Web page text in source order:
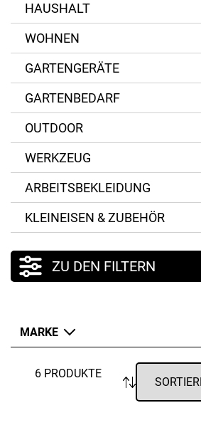
HAUSHALT
WOHNEN
GARTENGERÄTE
GARTENBEDARF
OUTDOOR
WERKZEUG
ARBEITSBEKLEIDUNG
KLEINEISEN & ZUBEHÖR
ZU DEN FILTERN
MARKE
6 PRODUKTE